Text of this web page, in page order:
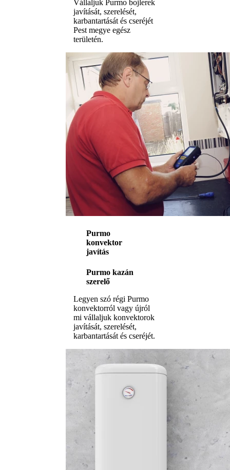
Vállaljuk Purmo bojlerek
javítását, szerelését,
karbantartását és cseréjét
Pest megye egész
területén.
Purmo
konvektor
javítás
Purmo kazán
szerelő
Legyen szó régi Purmo
konvektorról vagy újról
mi vállaljuk konvektorok
javítását, szerelését,
karbantartását és cseréjét.